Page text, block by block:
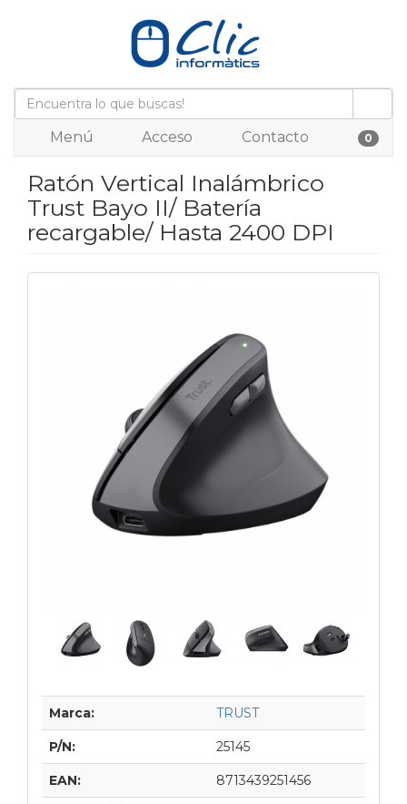
Menú Acceso Contacto 0
Ratón Vertical Inalámbrico
Trust Bayo II/ Batería
recargable/ Hasta 2400 DPI
Marca: TRUST
P/N: 25145
EAN: 8713439251456